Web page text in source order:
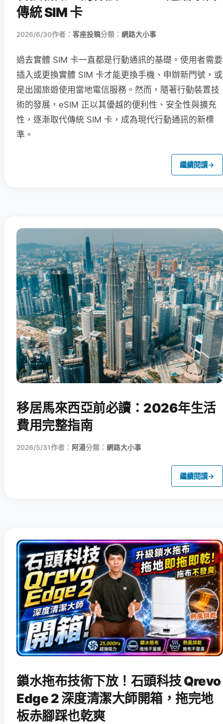
傳統 SIM 卡
2026/6/30作者： 客座投稿分類： 網路大小事
過去實體 SIM 卡一直都是行動通訊的基礎。使用者需要
插入或更換實體 SIM 卡才能更換手機、申辦新門號，或
是出國旅遊使用當地電信服務。然而，隨著行動裝置技
術的發展，eSIM 正以其優越的便利性、安全性與擴充
性，逐漸取代傳統 SIM 卡，成為現代行動通訊的新標
準。
繼續閱讀→
移居馬來西亞前必讀：2026年生活
費用完整指南
2026/5/31作者： 阿湯分類： 網路大小事
繼續閱讀→
鎖水拖布技術下放！石頭科技 Qrevo
Edge 2 深度清潔大師開箱，拖完地
板赤腳踩也乾爽